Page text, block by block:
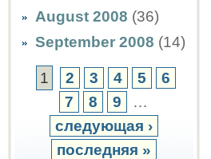
August 2008 (36)
September 2008 (14)
1 2 3 4 5
6
7
8 9
…
следующая ›
последняя »